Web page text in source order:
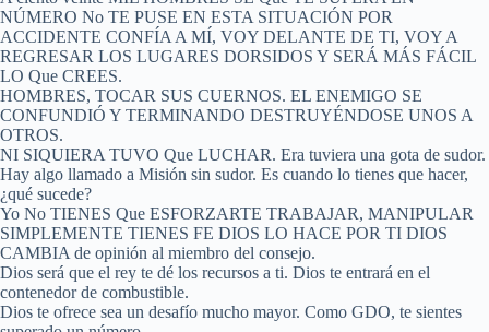
NÚMERO No TE PUSE EN ESTA SITUACIÓN POR
ACCIDENTE CONFÍA A MÍ, VOY DELANTE DE TI, VOY A
REGRESAR LOS LUGARES DORSIDOS Y SERÁ MÁS FÁCIL
LO Que CREES.
HOMBRES, TOCAR SUS CUERNOS. EL ENEMIGO SE
CONFUNDIÓ Y TERMINANDO DESTRUYÉNDOSE UNOS A
OTROS.
NI SIQUIERA TUVO Que LUCHAR. Era tuviera una gota de sudor.
Hay algo llamado a Misión sin sudor. Es cuando lo tienes que hacer,
¿qué sucede?
Yo No TIENES Que ESFORZARTE TRABAJAR, MANIPULAR
SIMPLEMENTE TIENES FE DIOS LO HACE POR TI DIOS
CAMBIA de opinión al miembro del consejo.
Dios será que el rey te dé los recursos a ti. Dios te entrará en el
contenedor de combustible.
Dios te ofrece sea un desafío mucho mayor. Como GDO, te sientes